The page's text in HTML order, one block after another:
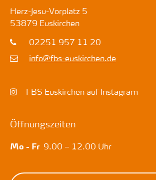
Herz-Jesu-Vorplatz 5
53879 Euskirchen
02251 957 11 20
info@fbs-euskirchen.de
FBS Euskirchen auf Instagram
Öffnungszeiten
Mo - Fr 9.00 – 12.00 Uhr